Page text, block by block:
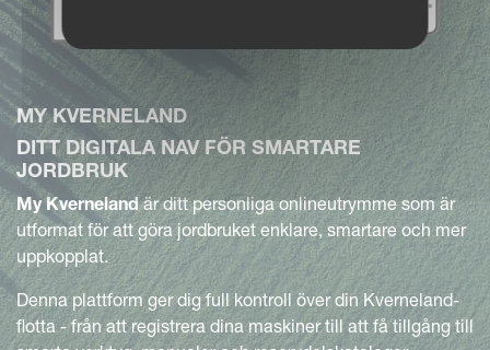
MY KVERNELAND
DITT DIGITALA NAV FÖR SMARTARE
JORDBRUK
My Kvernelandär ditt personliga onlineutrymme som är
utformat för att göra jordbruket enklare, smartare och mer
uppkopplat.
Denna plattform ger dig full kontroll över din Kverneland-
flotta - från att registrera dina maskiner till att få tillgång till